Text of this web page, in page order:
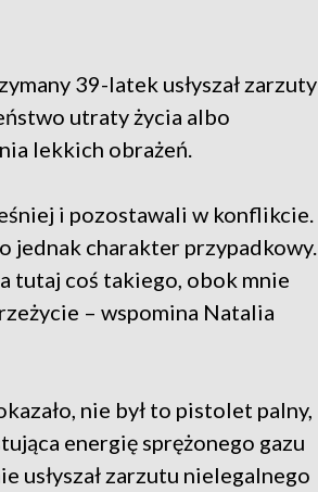
39-latek usłyszał zarzuty
utraty życia albo
lekkich obrażeń.
i pozostawali w konflikcie.
jednak charakter przypadkowy.
tutaj coś takiego, obok mnie
– wspomina Natalia
nie był to pistolet palny,
energię sprężonego gazu
usłyszał zarzutu nielegalnego